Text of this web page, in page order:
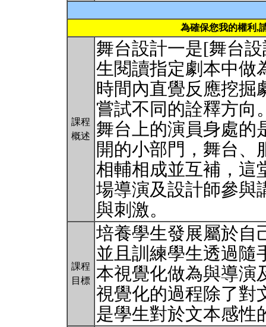
為確保您我的權利,
課程
概述
舞台設計一是[舞台
生閱讀指定劇本中做
時間內直覺反應挖掘
嘗試不同的詮釋方向
舞台上的演員身處的
開的小部門，舞台、
相輔相成並互補，這
場導演及設計師參與
與刺激。
課程
目標
培養學生發展屬於自
並且訓練學生透過隨
本視覺化做為與導演
視覺化的過程除了對
是學生對於文本感性